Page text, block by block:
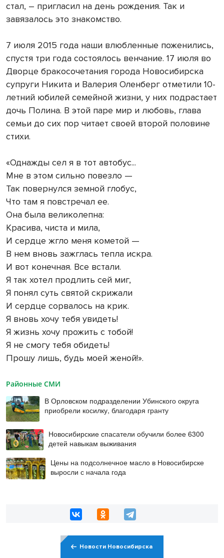
стал, – пригласил на день рождения. Так и
завязалось это знакомство.
7 июля 2015 года наши влюбленные поженились,
спустя три года состоялось венчание. 17 июля во
Дворце бракосочетания города Новосибирска
супруги Никита и Валерия Оленберг отметили 10-
летний юбилей семейной жизни, у них подрастает
дочь Полина. В этой паре мир и любовь, глава
семьи до сих пор читает своей второй половине
стихи.
«Однажды сел я в тот автобус...
Мне в этом сильно повезло —
Так повернулся земной глобус,
Что там я повстречал ее.
Она была великолепна:
Красива, чиста и мила,
И сердце жгло меня кометой —
В нем вновь зажглась тепла искра.
И вот конечная. Все встали.
Я так хотел продлить сей миг,
Я понял суть святой скрижали
И сердце сорвалось на крик.
Я вновь хочу тебя увидеть!
Я жизнь хочу прожить с тобой!
Я не смогу тебя обидеть!
Прошу лишь, будь моей женой!».
Районные СМИ
В Орловском подразделении Убинского округа
приобрели косилку, благодаря гранту
Новосибирские спасатели обучили более 6300
детей навыкам выживания
Цены на подсолнечное масло в Новосибирске
выросли с начала года
Новости Новосибирска